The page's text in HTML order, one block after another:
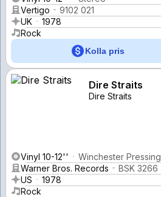
Vertigo
9102 021
UK
1978
Rock
Kolla pris
Dire Straits
Dire Straits
Vinyl 10-12''
Winchester Pressing
Warner Bros. Records
BSK 3266
US
1978
Rock